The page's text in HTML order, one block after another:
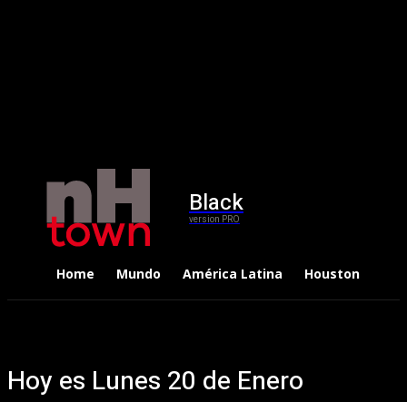
Black
version PRO
Home Mundo América Latina Houston
Hoy es Lunes 20 de Enero